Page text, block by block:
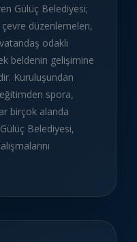
Gülüç Belediyesi;
çevre düzenlemeleri,
odaklı
beldenin gelişimine
Kuruluşundan
spora,
birçok alanda
Belediyesi,